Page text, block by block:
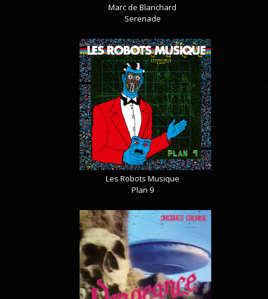
Marc de Blanchard
Serenade
Les Robots Musique
Plan 9